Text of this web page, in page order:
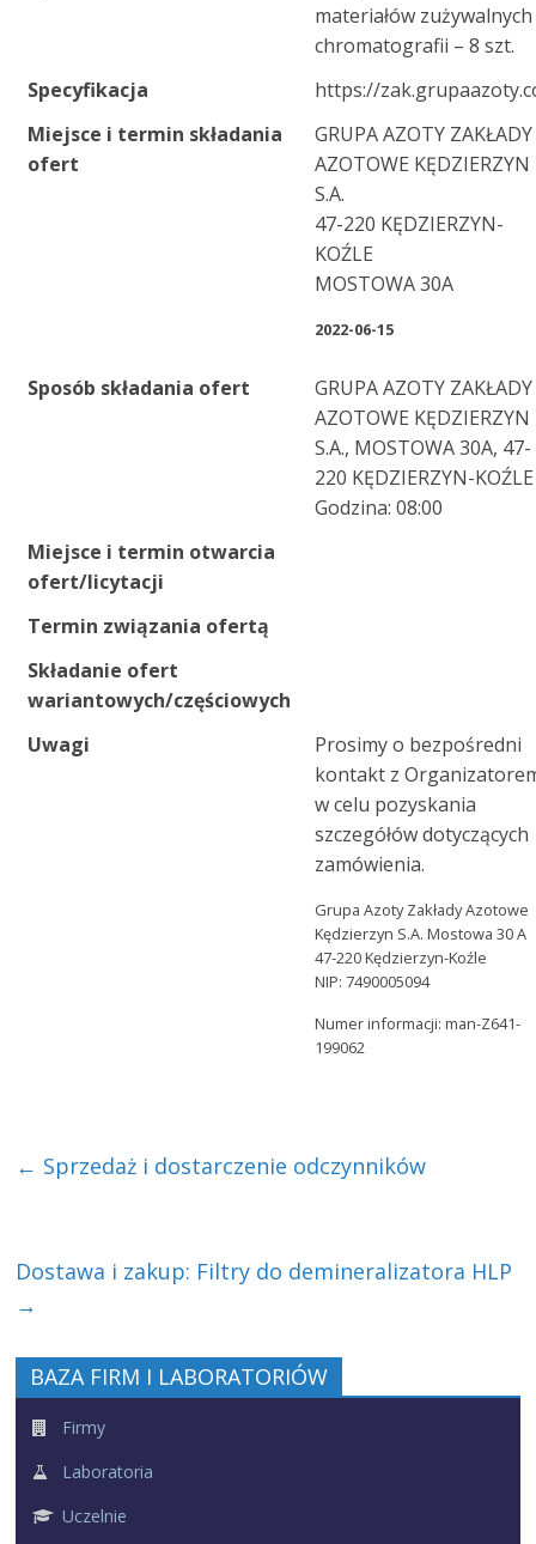
materiałów
chromatografii – 8 szt.
Specyfikacja
https://
Miejsce i termin składania
ofert
GRUPA AZOTY ZAKŁADY
AZOTOWE KĘDZIERZYN
S.A.
47-220 KĘDZIERZYN-
KOŹLE
MOSTOWA 30A
2022-06-15
Sposób składania ofert
GRUPA AZOTY ZAKŁADY
AZOTOWE KĘDZIERZYN
S.A., MOSTOWA 30A, 47-
220 KĘDZIERZYN-KOŹLE
Godzina: 08:00
Miejsce i termin otwarcia
ofert/licytacji
Termin związania ofertą
Składanie ofert
wariantowych/częściowych
Uwagi
Prosimy o bezpośredni
kontakt z
w celu pozyskania
szczegółów dotyczących
zamówienia.
Grupa Azoty Zakłady Azotowe
Kędzierzyn S.A. Mostowa 30 A
47-220 Kędzierzyn-Koźle
NIP: 7490005094
Numer informacji: man-Z641-
199062
← Sprzedaż i dostarczenie odczynników
Dostawa i zakup: Filtry do demineralizatora HLP
→
BAZA FIRM I LABORATORIÓW
Firmy
Laboratoria
Uczelnie